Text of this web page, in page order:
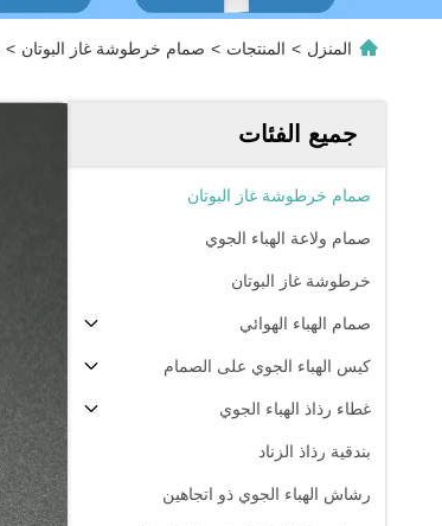
المنزل > المنتجات > صمام خرطوشة غاز البوتان >
جميع الفئات
صمام خرطوشة غاز البوتان
صمام ولاعة الهباء الجوي
خرطوشة غاز البوتان
صمام الهباء الهوائي
كيس الهباء الجوي على الصمام
غطاء رذاذ الهباء الجوي
بندقية رذاذ الزناد
رشاش الهباء الجوي ذو اتجاهين